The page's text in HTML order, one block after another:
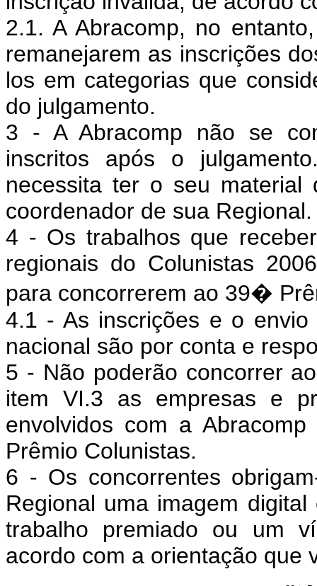
2.1. A Abracomp, no
remanejarem as inscrições
los em categorias que
do julgamento.
3 - A Abracomp não se
inscritos após o
necessita ter o seu
coordenador de sua Regional.
4 - Os trabalhos que
regionais do Colunistas
para concorrerem ao 39�
4.1 - As inscrições e o
nacional são por conta e
5 - Não poderão concorrer
item VI.3 as empresas e
envolvidos com a
Prêmio Colunistas.
6 - Os concorrentes
Regional uma imagem
trabalho premiado ou um
acordo com a orientação que